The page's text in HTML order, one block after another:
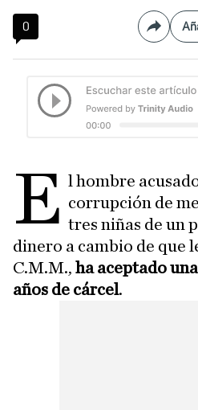
0
E l hombre
corrupción de
tres niñas de un
dinero a cambio de que
C.M.M., ha aceptado
años de cárcel.